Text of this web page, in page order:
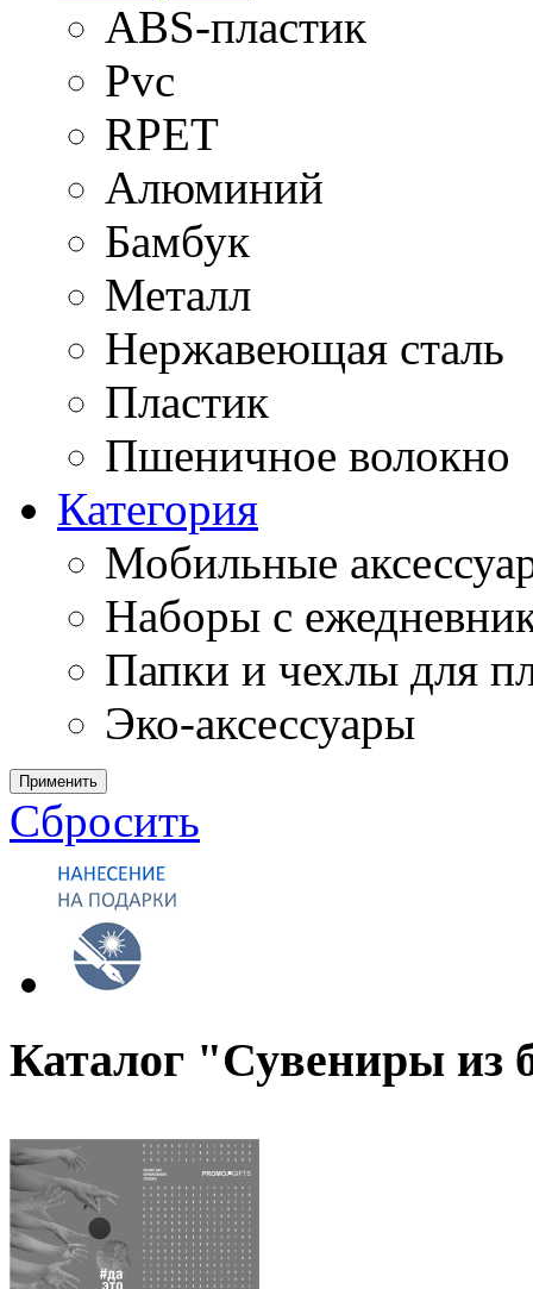
ABS-пластик
Pvc
RPET
Алюминий
Бамбук
Металл
Нержавеющая сталь
Пластик
Пшеничное волокно
Категория
Мобильные
Наборы с
Папки и чехлы для
Эко-аксессуары
Применить
Сбросить
Каталог "Сувениры из